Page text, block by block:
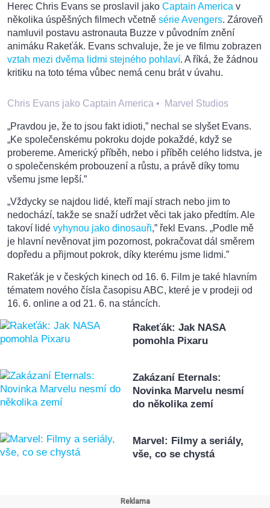
Herec Chris Evans se proslavil jako Captain America v
několika úspěšných filmech včetně série Avengers. Zároveň
namluvil postavu astronauta Buzze v původním znění
animáku Rakeťák. Evans schvaluje, že je ve filmu zobrazen
vztah mezi dvěma lidmi stejného pohlaví. A říká, že žádnou
kritiku na toto téma vůbec nemá cenu brát v úvahu.
Chris Evans jako Captain America • Marvel Studios
„Pravdou je, že to jsou fakt idioti,” nechal se slyšet Evans.
„Ke společenskému pokroku dojde pokaždé, když se
probereme. Americký příběh, nebo i příběh celého lidstva, je
o společenském probouzení a růstu, a právě díky tomu
všemu jsme lepší.”
„Vždycky se najdou lidé, kteří mají strach nebo jim to
nedochází, takže se snaží udržet věci tak jako předtím. Ale
takoví lidé vyhynou jako dinosauři,” řekl Evans. „Podle mě
je hlavní nevěnovat jim pozornost, pokračovat dál směrem
dopředu a přijmout pokrok, díky kterému jsme lidmi.”
Rakeťák je v českých kinech od 16. 6. Film je také hlavním
tématem nového čísla časopisu ABC, které je v prodeji od
16. 6. online a od 21. 6. na stáncích.
Rakeťák: Jak NASA
pomohla Pixaru
Zakázaní Eternals:
Novinka Marvelu nesmí
do několika zemí
Marvel: Filmy a seriály,
vše, co se chystá